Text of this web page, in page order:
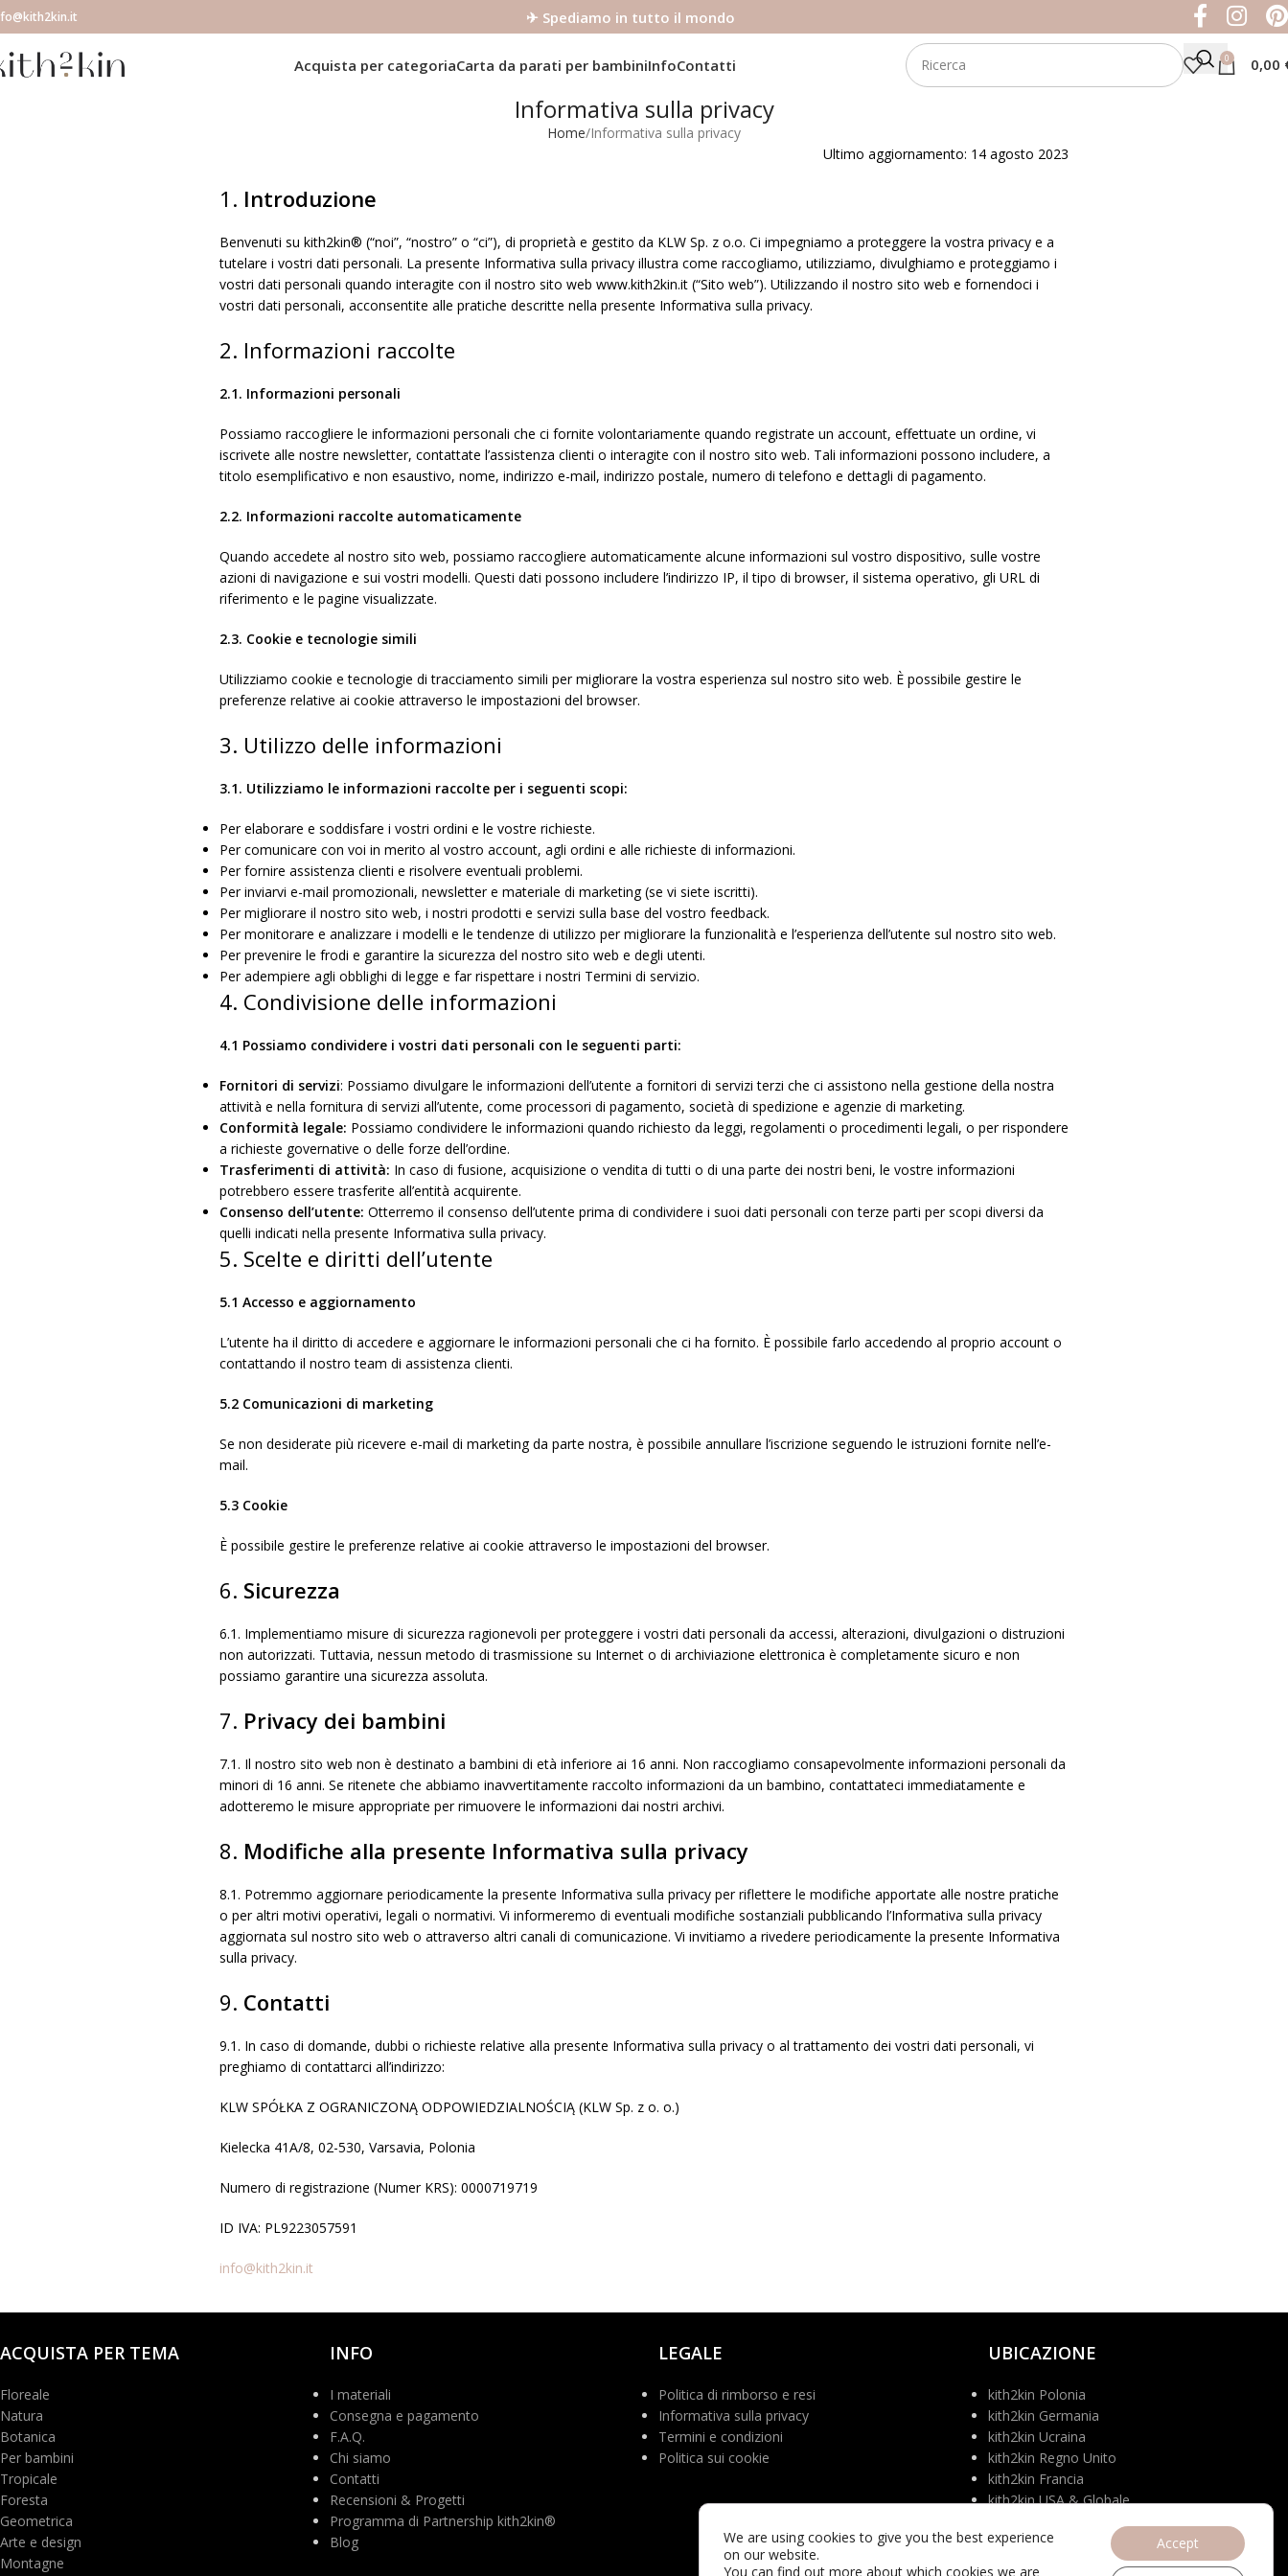
✈ Spediamo in tutto il mondo
Acquista per categoriaCarta da parati per bambiniInfoContatti 0 0,00
Informativa sulla privacy
Home Informativa sulla privacy
Ultimo aggiornamento: 14 agosto 2023
1. Introduzione
Benvenuti su kith2kin® (“noi”, “nostro” o “ci”), di proprietà e gestito da KLW Sp. z o.o. Ci impegniamo a proteggere la vostra privacy e a
tutelare i vostri dati personali. La presente Informativa sulla privacy illustra come raccogliamo, utilizziamo, divulghiamo e proteggiamo i
vostri dati personali quando interagite con il nostro sito web www.kith2kin.it (“Sito web”). Utilizzando il nostro sito web e fornendoci i
vostri dati personali, acconsentite alle pratiche descritte nella presente Informativa sulla privacy.
2. Informazioni raccolte
2.1. Informazioni personali
Possiamo raccogliere le informazioni personali che ci fornite volontariamente quando registrate un account, effettuate un ordine, vi
iscrivete alle nostre newsletter, contattate l’assistenza clienti o interagite con il nostro sito web. Tali informazioni possono includere, a
titolo esemplificativo e non esaustivo, nome, indirizzo e-mail, indirizzo postale, numero di telefono e dettagli di pagamento.
2.2. Informazioni raccolte automaticamente
Quando accedete al nostro sito web, possiamo raccogliere automaticamente alcune informazioni sul vostro dispositivo, sulle vostre
azioni di navigazione e sui vostri modelli. Questi dati possono includere l’indirizzo IP, il tipo di browser, il sistema operativo, gli URL di
riferimento e le pagine visualizzate.
2.3. Cookie e tecnologie simili
Utilizziamo cookie e tecnologie di tracciamento simili per migliorare la vostra esperienza sul nostro sito web. È possibile gestire le
preferenze relative ai cookie attraverso le impostazioni del browser.
3. Utilizzo delle informazioni
3.1. Utilizziamo le informazioni raccolte per i seguenti scopi:
Per elaborare e soddisfare i vostri ordini e le vostre richieste.
Per comunicare con voi in merito al vostro account, agli ordini e alle richieste di informazioni.
Per fornire assistenza clienti e risolvere eventuali problemi.
Per inviarvi e-mail promozionali, newsletter e materiale di marketing (se vi siete iscritti).
Per migliorare il nostro sito web, i nostri prodotti e servizi sulla base del vostro feedback.
Per monitorare e analizzare i modelli e le tendenze di utilizzo per migliorare la funzionalità e l’esperienza dell’utente sul nostro sito web.
Per prevenire le frodi e garantire la sicurezza del nostro sito web e degli utenti.
Per adempiere agli obblighi di legge e far rispettare i nostri Termini di servizio.
4. Condivisione delle informazioni
4.1 Possiamo condividere i vostri dati personali con le seguenti parti:
Fornitori di servizi: Possiamo divulgare le informazioni dell’utente a fornitori di servizi terzi che ci assistono nella gestione della nostra
attività e nella fornitura di servizi all’utente, come processori di pagamento, società di spedizione e agenzie di marketing.
Conformità legale: Possiamo condividere le informazioni quando richiesto da leggi, regolamenti o procedimenti legali, o per rispondere
a richieste governative o delle forze dell’ordine.
Trasferimenti di attività: In caso di fusione, acquisizione o vendita di tutti o di una parte dei nostri beni, le vostre informazioni
potrebbero essere trasferite all’entità acquirente.
Consenso dell’utente: Otterremo il consenso dell’utente prima di condividere i suoi dati personali con terze parti per scopi diversi da
quelli indicati nella presente Informativa sulla privacy.
5. Scelte e diritti dell’utente
5.1 Accesso e aggiornamento
L’utente ha il diritto di accedere e aggiornare le informazioni personali che ci ha fornito. È possibile farlo accedendo al proprio account o
contattando il nostro team di assistenza clienti.
5.2 Comunicazioni di marketing
Se non desiderate più ricevere e-mail di marketing da parte nostra, è possibile annullare l’iscrizione seguendo le istruzioni fornite nell’e-
mail.
5.3 Cookie
È possibile gestire le preferenze relative ai cookie attraverso le impostazioni del browser.
6. Sicurezza
6.1. Implementiamo misure di sicurezza ragionevoli per proteggere i vostri dati personali da accessi, alterazioni, divulgazioni o distruzioni
non autorizzati. Tuttavia, nessun metodo di trasmissione su Internet o di archiviazione elettronica è completamente sicuro e non
possiamo garantire una sicurezza assoluta.
7. Privacy dei bambini
7.1. Il nostro sito web non è destinato a bambini di età inferiore ai 16 anni. Non raccogliamo consapevolmente informazioni personali da
minori di 16 anni. Se ritenete che abbiamo inavvertitamente raccolto informazioni da un bambino, contattateci immediatamente e
adotteremo le misure appropriate per rimuovere le informazioni dai nostri archivi.
8. Modifiche alla presente Informativa sulla privacy
8.1. Potremmo aggiornare periodicamente la presente Informativa sulla privacy per riflettere le modifiche apportate alle nostre pratiche
o per altri motivi operativi, legali o normativi. Vi informeremo di eventuali modifiche sostanziali pubblicando l’Informativa sulla privacy
aggiornata sul nostro sito web o attraverso altri canali di comunicazione. Vi invitiamo a rivedere periodicamente la presente Informativa
sulla privacy.
9. Contatti
9.1. In caso di domande, dubbi o richieste relative alla presente Informativa sulla privacy o al trattamento dei vostri dati personali, vi
preghiamo di contattarci all’indirizzo:
KLW SPÓŁKA Z OGRANICZONĄ ODPOWIEDZIALNOŚCIĄ (KLW Sp. z o. o.)
Kielecka 41A/8, 02-530, Varsavia, Polonia
Numero di registrazione (Numer KRS): 0000719719
ID IVA: PL9223057591
info@kith2kin.it
ACQUISTA PER TEMA
Floreale
Natura
Botanica
Per bambini
Tropicale
Foresta
Geometrica
Arte e design
Montagne
INFO
I materiali
Consegna e pagamento
F.A.Q.
Chi siamo
Contatti
Recensioni & Progetti
Programma di Partnership kith2kin®
Blog
LEGALE
Politica di rimborso e resi
Informativa sulla privacy
Termini e condizioni
Politica sui cookie
UBICAZIONE
kith2kin Polonia
kith2kin Germania
kith2kin Ucraina
kith2kin Regno Unito
kith2kin Francia
kith2kin USA & Globale
We are using cookies to give you the best experience
on our website.
You can find out more about which cookies we are
Accept